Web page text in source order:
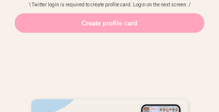
\ Twitter login is required to create profile card. Login on the next screen. /